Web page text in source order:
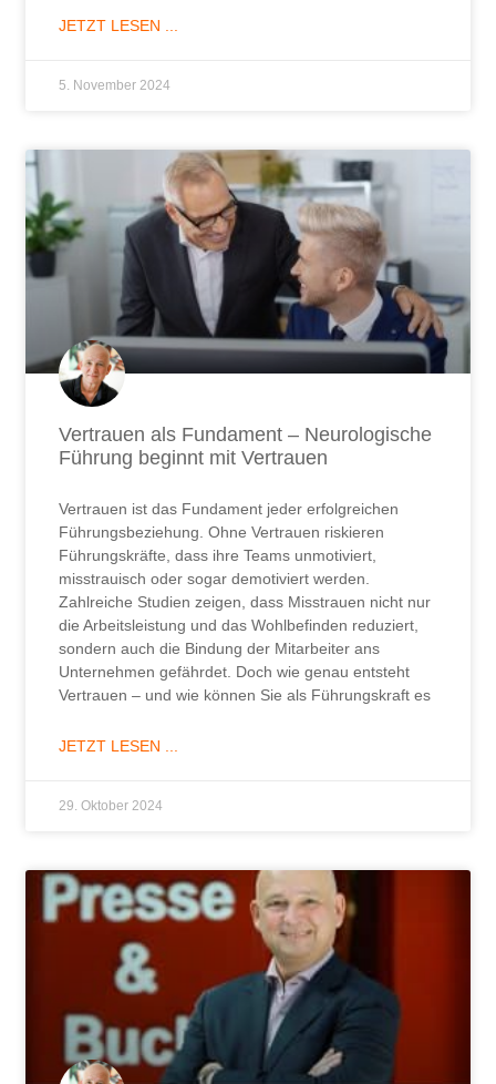
JETZT LESEN ...
5. November 2024
Vertrauen als Fundament – Neurologische
Führung beginnt mit Vertrauen
Vertrauen ist das Fundament jeder erfolgreichen
Führungsbeziehung. Ohne Vertrauen riskieren
Führungskräfte, dass ihre Teams unmotiviert,
misstrauisch oder sogar demotiviert werden.
Zahlreiche Studien zeigen, dass Misstrauen nicht nur
die Arbeitsleistung und das Wohlbefinden reduziert,
sondern auch die Bindung der Mitarbeiter ans
Unternehmen gefährdet. Doch wie genau entsteht
Vertrauen – und wie können Sie als Führungskraft es
JETZT LESEN ...
29. Oktober 2024